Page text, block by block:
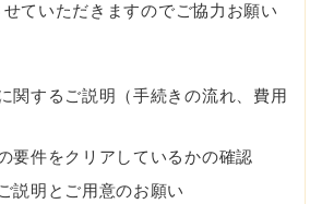
ていただきますのでご協力お願い
関するご説明（手続きの流れ、費用
要件をクリアしているかの確認
説明とご用意のお願い